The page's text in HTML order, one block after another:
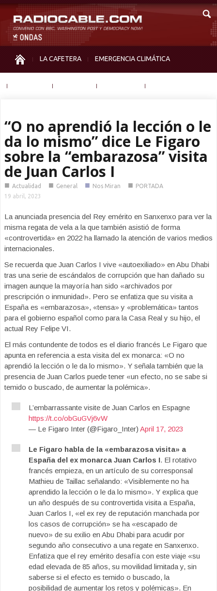
LA CAFETERA EMERGENCIA CLIMÁTICA
“O no aprendió la lección o le
da lo mismo” dice Le Figaro
sobre la “embarazosa” visita
de Juan Carlos I
■ Actualidad ■ General ■ Nos Miran ■ PORTADA
19 abril, 2023
La anunciada presencia del Rey emérito en Sanxenxo para ver la
misma regata de vela a la que también asistió de forma
«controvertida» en 2022 ha llamado la atención de varios medios
internacionales.
Se recuerda que Juan Carlos I vive «autoexiliado» en Abu Dhabi
tras una serie de escándalos de corrupción que han dañado su
imagen aunque la mayoría han sido «archivados por
prescripción o inmunidad». Pero se enfatiza que su visita a
España es «embarazosa», «tensa» y «problemática» tantos
para el gobierno español como para la Casa Real y su hijo, el
actual Rey Felipe VI.
El más contundente de todos es el diario francés Le Figaro que
apunta en referencia a esta visita del ex monarca: «O no
aprendió la lección o le da lo mismo». Y señala también que la
presencia de Juan Carlos puede tener «un efecto, no se sabe si
temido o buscado, de aumentar la polémica».
L’embarrassante visite de Juan Carlos en Espagne
https://t.co/obGuGVj6vW
— Le Figaro Inter (@Figaro_Inter) April 17, 2023
Le Figaro habla de la «embarazosa visita» a
España del ex monarca Juan Carlos I. El rotativo
francés empieza, en un artículo de su corresponsal
Mathieu de Taillac señalando: «Visiblemente no ha
aprendido la lección o le da lo mismo». Y explica que
un año después de su controvertida visita a España,
Juan Carlos I, «el ex rey de reputación manchada por
los casos de corrupción» se ha «escapado de
nuevo» de su exilio en Abu Dhabi para acudir por
segundo año consecutivo a una regate en Sanxenxo.
Enfatiza que el rey emérito desafía con este viaje «su
edad elevada de 85 años, su movilidad limitada y, sin
saberse si el efecto es temido o buscado, la
posibilidad de aumentar los retos y polémicas». En